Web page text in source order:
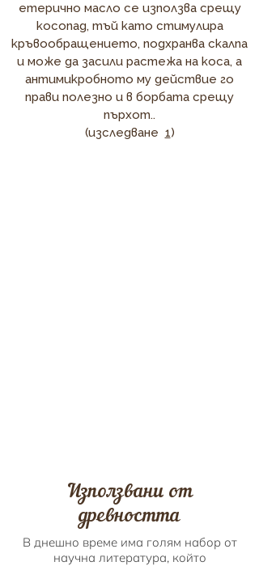
етерично масло се използва срещу
косопад, тъй като стимулира
кръвообращението, подхранва скалпа
и може да засили растежа на коса, а
антимикробното му действие го
прави полезно и в борбата срещу
пърхот..
(изследване 1)
Използвани от
древността
В днешно време има голям набор от
научна литература, който